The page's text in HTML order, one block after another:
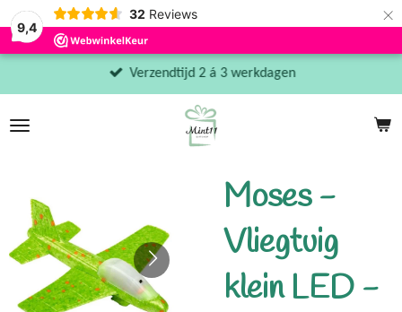
9,4
32 Reviews ×
Verzendtijd 2 á 3 werkdagen
Moses -
Vliegtuig
klein LED -